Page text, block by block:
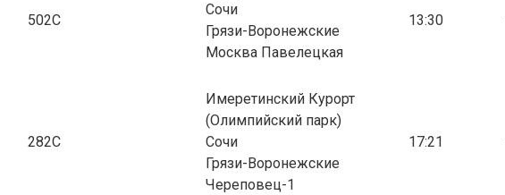
502С
Сочи
Грязи-Воронежские
Москва Павелецкая
13:30
282С
Имеретинский Курорт
(Олимпийский парк)
Сочи
Грязи-Воронежские
Череповец-1
17:21